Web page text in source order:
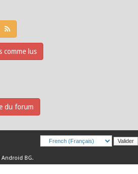
comme lus
du forum
Android BG.